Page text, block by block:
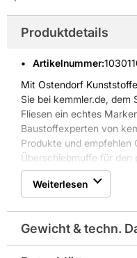
Produktdetails
Artikelnummer:
Mit Ostendorf
Sie bei kemmler.de, dem
Fliesen ein echtes
Baustoffexperten von
Produkte und empfehlen
Überschiebmuffe für den
Weiterlesen
Gewicht & techn.